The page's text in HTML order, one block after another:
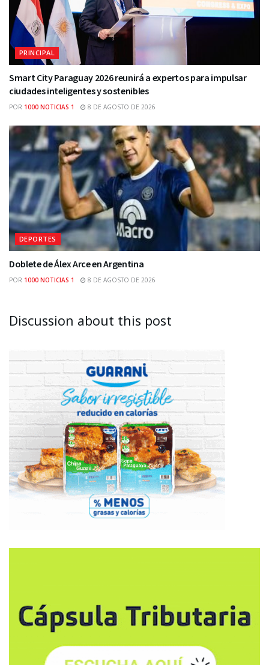
PRINCIPAL
Smart City Paraguay 2026 reunirá a expertos para impulsar
ciudades inteligentes y sostenibles
POR 1000 NOTICIAS 1 8 DE AGOSTO DE 2026
DEPORTES
Doblete de Álex Arce en Argentina
POR 1000 NOTICIAS 1 8 DE AGOSTO DE 2026
Discussion about this post